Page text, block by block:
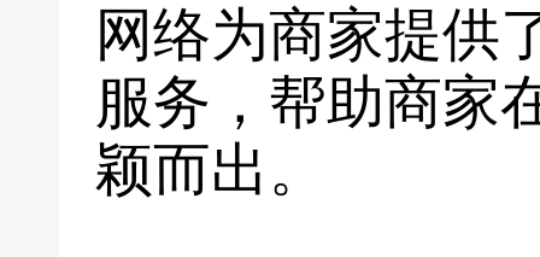
网络为商家提供
服务，帮助商家
颖而出。